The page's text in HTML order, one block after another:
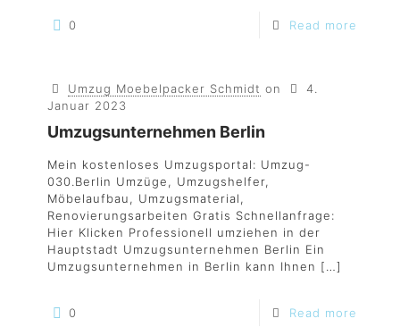
0 Read more
Umzug Moebelpacker Schmidt on
4.
Januar 2023
Umzugsunternehmen Berlin
Mein kostenloses Umzugsportal: Umzug-
030.Berlin Umzüge, Umzugshelfer,
Möbelaufbau, Umzugsmaterial,
Renovierungsarbeiten Gratis Schnellanfrage:
Hier Klicken Professionell umziehen in der
Hauptstadt Umzugsunternehmen Berlin Ein
Umzugsunternehmen in Berlin kann Ihnen […]
0 Read more